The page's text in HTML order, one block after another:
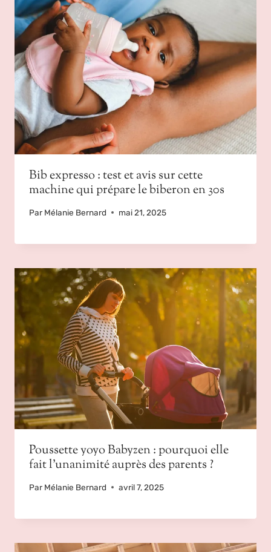
Bib expresso : test et avis sur cette
machine qui prépare le biberon en 30s
Par Mélanie Bernard mai 21, 2025
Poussette yoyo Babyzen : pourquoi elle
fait l’unanimité auprès des parents ?
Par Mélanie Bernard avril 7, 2025